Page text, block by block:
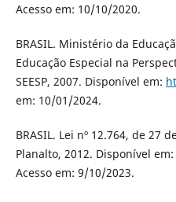
Acesso em: 10/10/2020.
BRASIL. Ministério da
Educação Especial na
SEESP, 2007. Disponível em:
em: 10/01/2024.
BRASIL. Lei nº 12.764, de 27
Planalto, 2012. Disponível em:
Acesso em: 9/10/2023.